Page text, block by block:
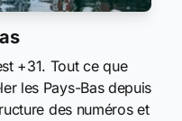
+31. Tout ce que
les Pays-Bas depuis
des numéros et